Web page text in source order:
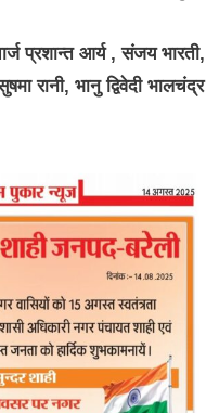
प्रशान्त आर्य , संजय भारती,
रानी, भानु द्विवेदी भालचंद्र